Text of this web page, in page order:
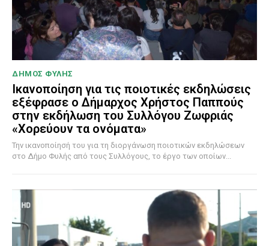
ΔΗΜΟΣ ΦΥΛΗΣ
Ικανοποίηση για τις ποιοτικές εκδηλώσεις
εξέφρασε ο Δήμαρχος Χρήστος Παππούς
στην εκδήλωση του Συλλόγου Ζωφριάς
«Χορεύουν τα ονόματα»
Την ικανοποίησή του για τη διοργάνωση ποιοτικών εκδηλώσεων
στο Δήμο Φυλής από τους Συλλόγους, το έργο των οποίων...